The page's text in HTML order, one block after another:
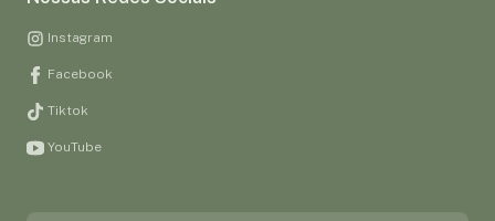
Instagram
Facebook
Tiktok
YouTube